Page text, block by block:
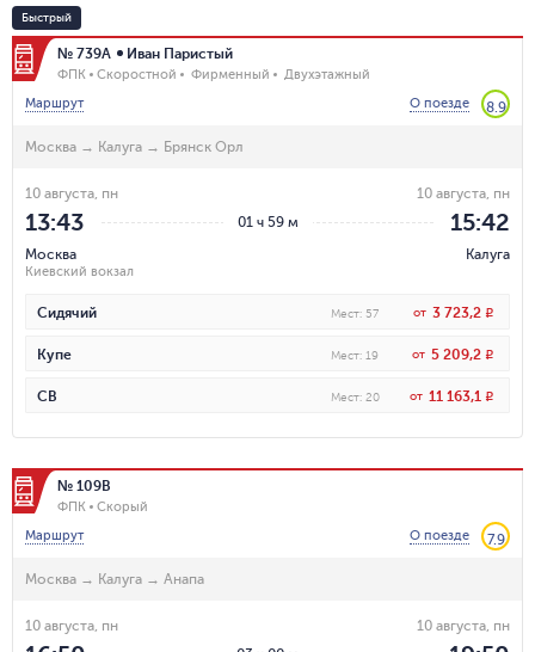
Быстрый
№ 739А Иван Паристый
ФПК Скоростной Фирменный
Двухэтажный
Маршрут
О поезде 8.9
Москва → Калуга → Брянск Орл
01 ч 59 м
10 августа, пн
13:43
Москва
Киевский вокзал
10 августа, пн
15:42
Калуга
Сидячий Мест: 57 от 3 723,2 R
Купе Мест: 19 от 5 209,2 R
СВ Мест: 20 от 11 163,1 R
№ 109В
ФПК
Скорый
Маршрут
О поезде 7.9
Москва → Калуга → Анапа
10 августа, пн 10 августа, пн